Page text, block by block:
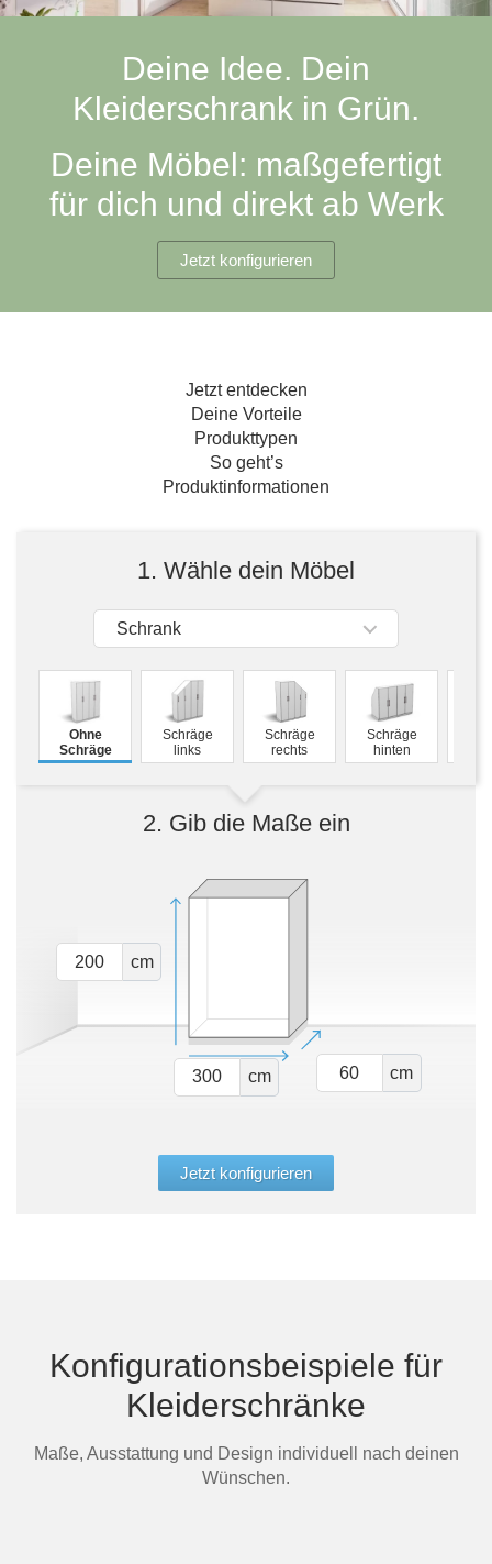
Schuhschrank
Hängeschrank
Hängeboard
TV-Möbel
Sideboard
Massivholz
Badregal
SpiegelschrankPolstermöbel
Sofa
Sessel
Hocker
der
Selection
Outdoorküche
der
Deine Idee. Dein
Kleiderschrank in Grün.
Deine Möbel: maßgefertigt
für dich und direkt ab Werk
Jetzt konfigurieren
Jetzt entdecken
Deine Vorteile
Produkttypen
So geht’s
Produktinformationen
1. Wähle dein Möbel
Schrank
Ohne
Schräge
Schräge
links
Schräge
rechts
Schräge
hinten
2. Gib die Maße ein
cm
cm cm
Jetzt konfigurieren
Konfigurationsbeispiele für
Kleiderschränke
Maße, Ausstattung und Design individuell nach deinen
Wünschen.
Kommoden
Massivholz-Schränke & -Regale
Wandboards